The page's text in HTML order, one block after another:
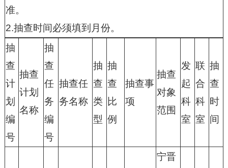
准。
2.抽查时间必须填到月份。
抽
查
计
划
编
号
抽查
计划
名称
抽
查
任
务
编
号
抽查任
务名称
抽
查
类
型
抽
查
比
例
抽查事
项
抽查
对象
范围
发
起
科
室
联
合
科
室
抽
查
时
间
宁晋